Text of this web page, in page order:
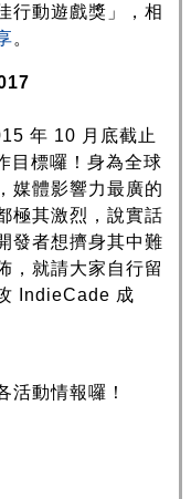
行動遊戲獎」，相
。
年 10 月底截止
目標囉！身為全球
媒體影響力最廣的
極其激烈，說實話
發者想擠身其中難
，就請大家自行留
IndieCade 成
活動情報囉！